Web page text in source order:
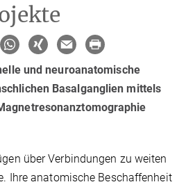
und neuroanatomische
Basalganglien mittels
über Verbindungen zu weiten
Ihre anatomische Beschaffenheit